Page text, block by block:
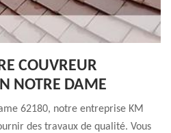
COUVREUR
NOTRE DAME
62180, notre entreprise KM
des travaux de qualité. Vous